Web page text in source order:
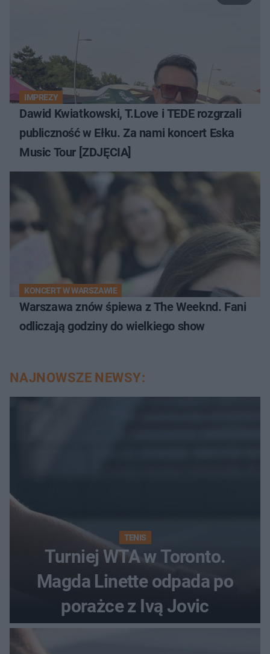
IMPREZY
Dawid Kwiatkowski, T.Love i TEDE rozgrzali
publiczność w Ełku. Za nami koncert Eska
Music Tour [ZDJĘCIA]
KONCERT W WARSZAWIE
Warszawa znów śpiewa z The Weeknd. Fani
odliczają godziny do wielkiego show
NAJNOWSZE NEWSY:
TENIS
Turniej WTA w Toronto.
Magda Linette odpada po
porażce z Ivą Jovic